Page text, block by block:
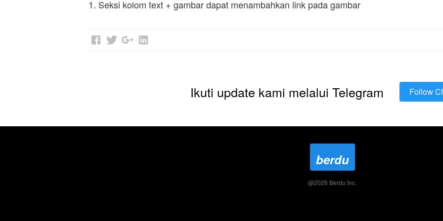
1. Seksi kolom text + gambar dapat menambahkan link pada gambar
Ikuti update kami melalui Telegram `Follow
berdu
@2026 Berdu Inc.